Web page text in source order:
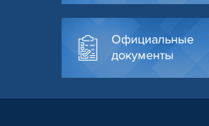
Официальные
документы